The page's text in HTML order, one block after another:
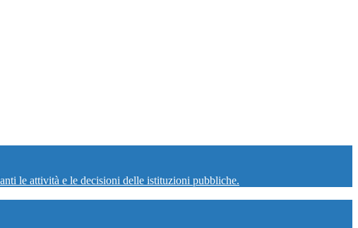
le attività e le decisioni delle istituzioni pubbliche.